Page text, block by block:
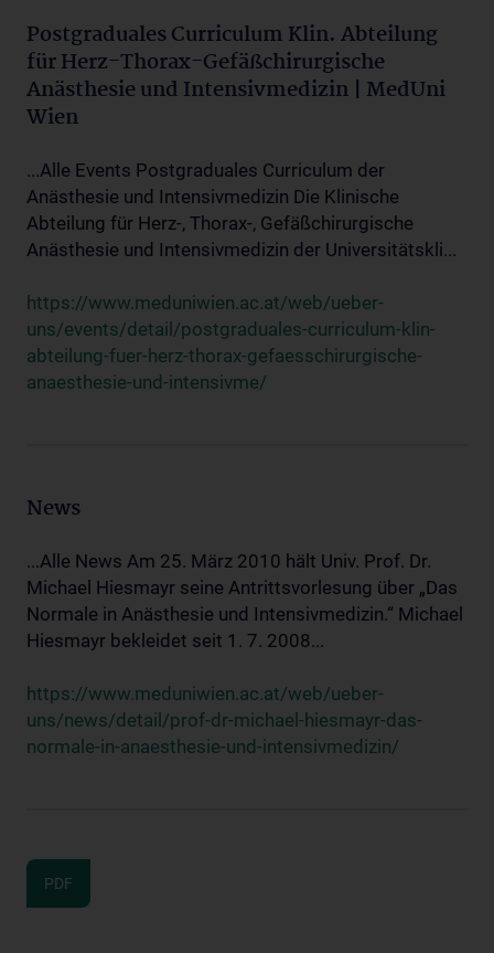
Postgraduales Curriculum Klin. Abteilung
für Herz-Thorax-Gefäßchirurgische
Anästhesie und Intensivmedizin | MedUni
Wien
...Alle Events Postgraduales Curriculum der
Anästhesie und Intensivmedizin Die Klinische
Abteilung für Herz-, Thorax-, Gefäßchirurgische
Anästhesie und Intensivmedizin der Universitätskli...
https://www.meduniwien.ac.at/web/ueber-
uns/events/detail/postgraduales-curriculum-klin-
abteilung-fuer-herz-thorax-gefaesschirurgische-
anaesthesie-und-intensivme/
News
...Alle News Am 25. März 2010 hält Univ. Prof. Dr.
Michael Hiesmayr seine Antrittsvorlesung über „Das
Normale in Anästhesie und Intensivmedizin.“ Michael
Hiesmayr bekleidet seit 1. 7. 2008...
https://www.meduniwien.ac.at/web/ueber-
uns/news/detail/prof-dr-michael-hiesmayr-das-
normale-in-anaesthesie-und-intensivmedizin/
PDF